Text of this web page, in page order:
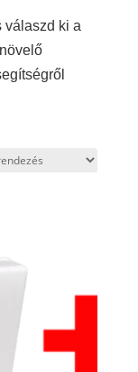
válaszd ki a